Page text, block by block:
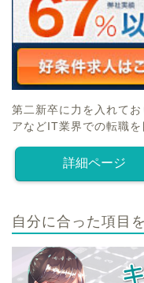
第二新卒に力を入れて
アなどIT業界での転職を
詳細ページ
自分に合った項目